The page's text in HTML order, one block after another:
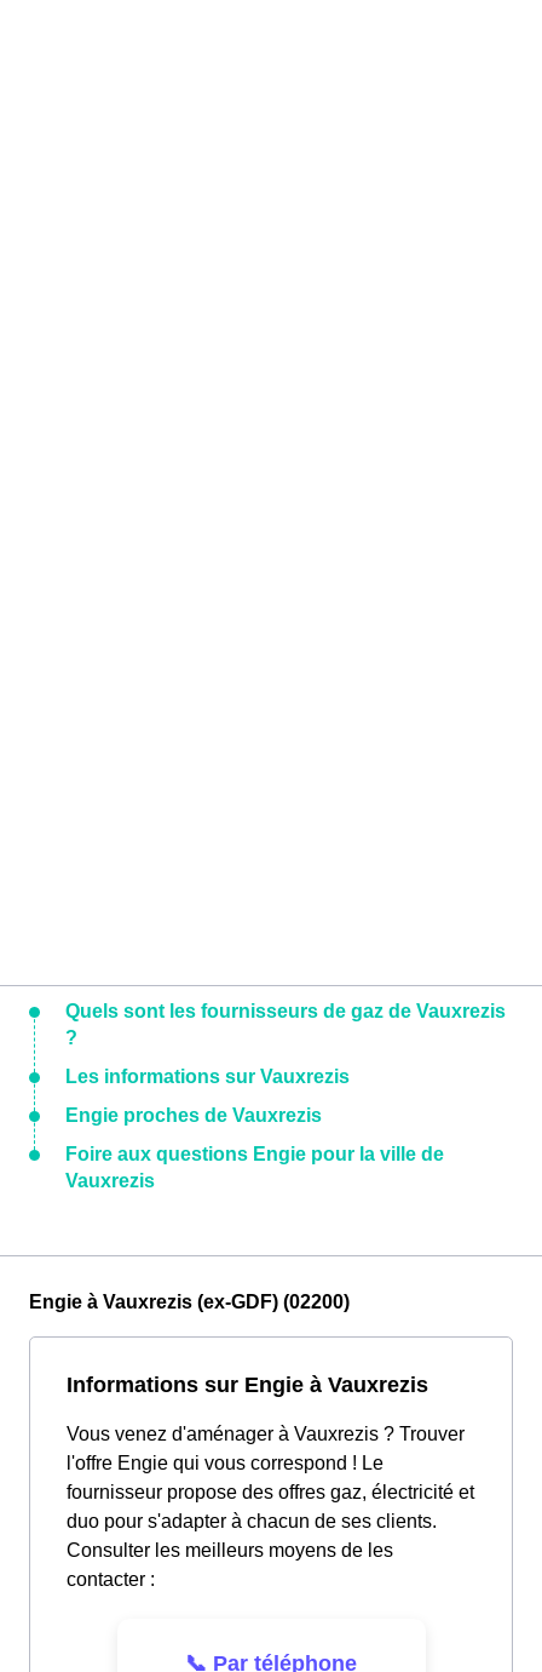
Quels sont les fournisseurs de gaz de Vauxrezis
?
Les informations sur Vauxrezis
Engie proches de Vauxrezis
Foire aux questions Engie pour la ville de
Vauxrezis
Engie à Vauxrezis (ex-GDF) (02200)
Informations sur Engie à Vauxrezis
Vous venez d'aménager à Vauxrezis ? Trouver
l'offre Engie qui vous correspond ! Le
fournisseur propose des offres gaz, électricité et
duo pour s'adapter à chacun de ses clients.
Consulter les meilleurs moyens de les
contacter :
📞 Par téléphone